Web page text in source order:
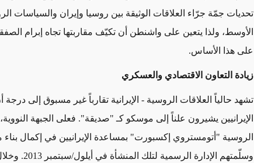
تحديات جمّة جرّاء العلاقات الوثيقة بين روسيا وإيران والسياسات
الأوسط، ولذا يتعين على واشنطن أن تكيّف مقاربتها تجاه إبرام
على هذا الأساس.
زيادة التعاون الاقتصادي والعسكري
تشهد حالياً العلاقات الروسية - الإيرانية تقارباً غير مسبوق إلى درجة
الإيرانيين يشيرون علناً إلى موسكو كـ "صديقة". فعلى الجبهة
الروسية "أتومستروي إكسبورت" بمساعدة الإيرانيين في إكمال
وسلّمتهم الإدارة